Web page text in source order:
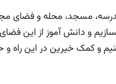
مسجد، محله و فضای
و دانش آموز از این
و کمک خیرین در این